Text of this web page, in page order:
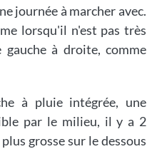
journée à marcher avec.
lorsqu'il n'est pas très
à droite, comme
à pluie intégrée, une
par le milieu, il y a 2
grosse sur le dessous